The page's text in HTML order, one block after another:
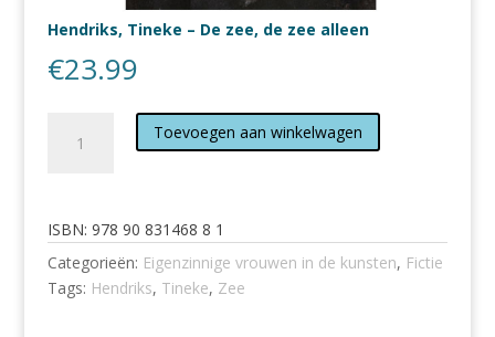
Hendriks, Tineke – De zee, de zee alleen
€23.99
Tineke
zee,
alleen
Toevoegen aan winkelwagen
ISBN: 978 90 831468 8 1
Categorieën: Eigenzinnige vrouwen in de kunsten, Fictie
Tags: Hendriks, Tineke, Zee